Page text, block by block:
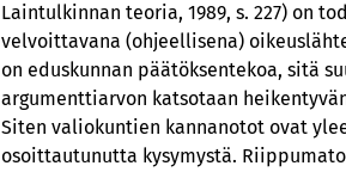
Laintulkinnan teoria, 1989, s. 227) on
velvoittavana (ohjeellisena)
on eduskunnan päätöksentekoa, sitä
argumenttiarvon katsotaan
Siten valiokuntien kannanotot ovat
osoittautunutta kysymystä.